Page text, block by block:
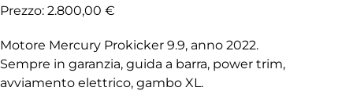
Prezzo: 2.800,00 €
Motore Mercury Prokicker 9.9, anno 2022.
Sempre in garanzia, guida a barra, power trim,
avviamento elettrico, gambo XL.